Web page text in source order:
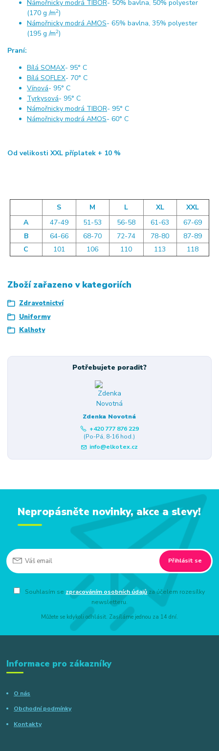
Námořnicky modrá TIBOR- 50% bavlna, 50% polyester
(170 g /m2)
Námořnicky modrá AMOS- 65% bavlna, 35% polyester
(195 g /m2)
Praní:
Bílá SOMAX- 95° C
Bílá SOFLEX- 70° C
Vínová- 95° C
Tyrkysová- 95° C
Námořnicky modrá TIBOR- 95° C
Námořnicky modrá AMOS- 60° C
Od velikosti XXL příplatek + 10 %
S M L XL
XXL
A
47-49 51-53 56-58 61-63
67-69
B
64-66 68-70 72-74 78-80
87-89
C
101 106 110 113 118
Zboží zařazeno v kategoriích
Zdravotnictví
Uniformy
Kalhoty
Potřebujete poradit?
Zdenka Novotná
+420 777 876 229
(Po-Pá, 8-16 hod.)
info@elkotex.cz
Nepropásněte novinky, akce a slevy!
Přihlásit se
Souhlasím se zpracováním osobních údajů za účelem rozesílky
newsletteru.
Můžete se kdykoli odhlásit. Zasíláme jednou za 14 dní.
Informace pro zákazníky
O nás
Obchodní podmínky
Kontakty